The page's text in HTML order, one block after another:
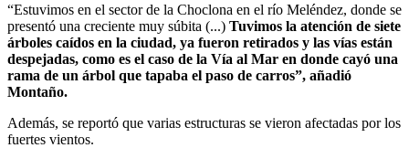
“Estuvimos en el sector de la Choclona en el río Meléndez, donde se
presentó una creciente muy súbita (...) Tuvimos la atención de siete
árboles caídos en la ciudad, ya fueron retirados y las vías están
despejadas, como es el caso de la Vía al Mar en donde cayó una
rama de un árbol que tapaba el paso de carros”, añadió
Montaño.
Además, se reportó que varias estructuras se vieron afectadas por los
fuertes vientos.